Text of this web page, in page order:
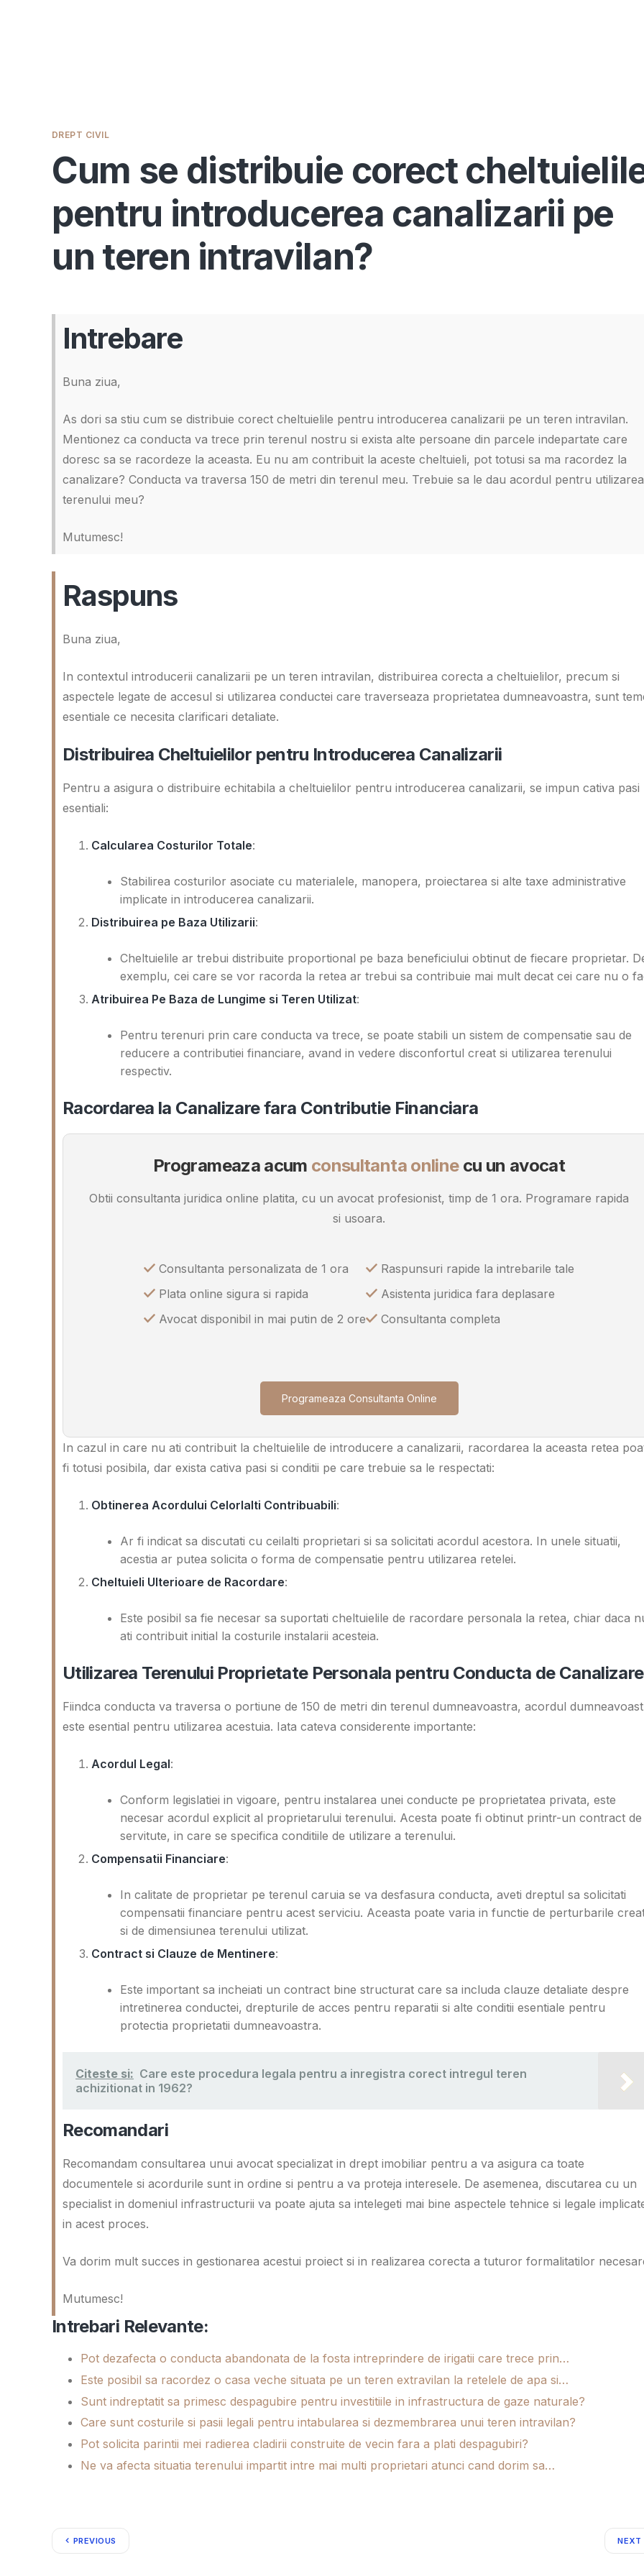
DREPT CIVIL
Cum se distribuie corect
pentru introducerea canalizarii pe
un teren intravilan?
Intrebare
Buna ziua,
As dori sa stiu cum se distribuie corect cheltuielile pentru introducerea canalizarii pe un teren intravilan.
Mentionez ca conducta va trece prin terenul nostru si exista alte persoane din parcele indepartate care
doresc sa se racordeze la aceasta. Eu nu am contribuit la aceste cheltuieli, pot totusi sa ma racordez la
canalizare? Conducta va traversa 150 de metri din terenul meu. Trebuie sa le dau acordul pentru utilizarea
terenului meu?
Mutumesc!
Raspuns
Buna ziua,
In contextul introducerii canalizarii pe un teren intravilan, distribuirea corecta a cheltuielilor, precum si
aspectele legate de accesul si utilizarea conductei care traverseaza proprietatea dumneavoastra, sunt
esentiale ce necesita clarificari detaliate.
Distribuirea Cheltuielilor pentru Introducerea Canalizarii
Pentru a asigura o distribuire echitabila a cheltuielilor pentru introducerea canalizarii, se impun cativa pasi
esentiali:
Calcularea Costurilor Totale:
Stabilirea costurilor asociate cu materialele, manopera, proiectarea si alte taxe administrative
implicate in introducerea canalizarii.
Distribuirea pe Baza Utilizarii:
Cheltuielile ar trebui distribuite proportional pe baza beneficiului obtinut de fiecare proprietar.
exemplu, cei care se vor racorda la retea ar trebui sa contribuie mai mult decat cei care nu o
Atribuirea Pe Baza de Lungime si Teren Utilizat:
Pentru terenuri prin care conducta va trece, se poate stabili un sistem de compensatie sau de
reducere a contributiei financiare, avand in vedere disconfortul creat si utilizarea terenului
respectiv.
Racordarea la Canalizare fara Contributie Financiara
Programeaza acum consultanta onlinecu un avocat
Obtii consultanta juridica online platita, cu un avocat profesionist, timp de 1 ora. Programare rapida
si usoara.
Consultanta personalizata de 1 ora
Plata online sigura si rapida
Avocat disponibil in mai putin de 2 ore
Raspunsuri rapide la intrebarile tale
Asistenta juridica fara deplasare
Consultanta completa
Programeaza Consultanta Online
In cazul in care nu ati contribuit la cheltuielile de introducere a canalizarii, racordarea la aceasta retea
fi totusi posibila, dar exista cativa pasi si conditii pe care trebuie sa le respectati:
Obtinerea Acordului Celorlalti Contribuabili:
Ar fi indicat sa discutati cu ceilalti proprietari si sa solicitati acordul acestora. In unele situatii,
acestia ar putea solicita o forma de compensatie pentru utilizarea retelei.
Cheltuieli Ulterioare de Racordare:
Este posibil sa fie necesar sa suportati cheltuielile de racordare personala la retea, chiar daca
ati contribuit initial la costurile instalarii acesteia.
Utilizarea Terenului Proprietate Personala pentru Conducta de Canalizare
Fiindca conducta va traversa o portiune de 150 de metri din terenul dumneavoastra, acordul
este esential pentru utilizarea acestuia. Iata cateva considerente importante:
Acordul Legal:
Conform legislatiei in vigoare, pentru instalarea unei conducte pe proprietatea privata, este
necesar acordul explicit al proprietarului terenului. Acesta poate fi obtinut printr-un contract de
servitute, in care se specifica conditiile de utilizare a terenului.
Compensatii Financiare:
In calitate de proprietar pe terenul caruia se va desfasura conducta, aveti dreptul sa solicitati
compensatii financiare pentru acest serviciu. Aceasta poate varia in functie de perturbarile
si de dimensiunea terenului utilizat.
Contract si Clauze de Mentinere:
Este important sa incheiati un contract bine structurat care sa includa clauze detaliate despre
intretinerea conductei, drepturile de acces pentru reparatii si alte conditii esentiale pentru
protectia proprietatii dumneavoastra.
Citeste si: Care este procedura legala pentru a inregistra corect intregul teren
achizitionat in 1962?
Recomandari
Recomandam consultarea unui avocat specializat in drept imobiliar pentru a va asigura ca toate
documentele si acordurile sunt in ordine si pentru a va proteja interesele. De asemenea, discutarea cu un
specialist in domeniul infrastructurii va poate ajuta sa intelegeti mai bine aspectele tehnice si legale
in acest proces.
Va dorim mult succes in gestionarea acestui proiect si in realizarea corecta a tuturor formalitatilor
Mutumesc!
Intrebari Relevante:
Pot dezafecta o conducta abandonata de la fosta intreprindere de irigatii care trece prin…
Este posibil sa racordez o casa veche situata pe un teren extravilan la retelele de apa si…
Sunt indreptatit sa primesc despagubire pentru investitiile in infrastructura de gaze naturale?
Care sunt costurile si pasii legali pentru intabularea si dezmembrarea unui teren intravilan?
Pot solicita parintii mei radierea cladirii construite de vecin fara a plati despagubiri?
Ne va afecta situatia terenului impartit intre mai multi proprietari atunci cand dorim sa…
PREVIOUS NEXT